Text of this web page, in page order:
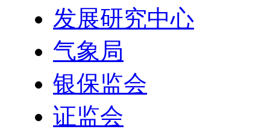
发展研究中心
气象局
银保监会
证监会